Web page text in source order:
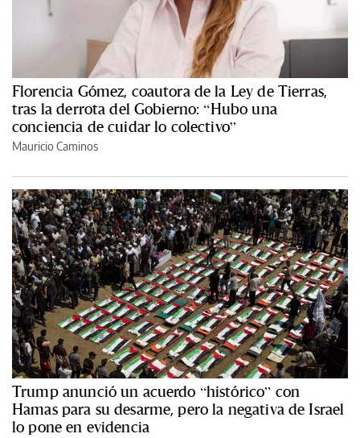
Florencia Gómez, coautora de la Ley de Tierras,
tras la derrota del Gobierno: “Hubo una
conciencia de cuidar lo colectivo”
Mauricio Caminos
Trump anunció un acuerdo “histórico” con
Hamas para su desarme, pero la negativa de Israel
lo pone en evidencia